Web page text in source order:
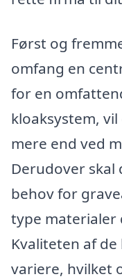
Først og
omfang en
for en
kloaksystem,
mere end ved
Derudover skal
behov for
type materialer
Kvaliteten af
variere, hvilket